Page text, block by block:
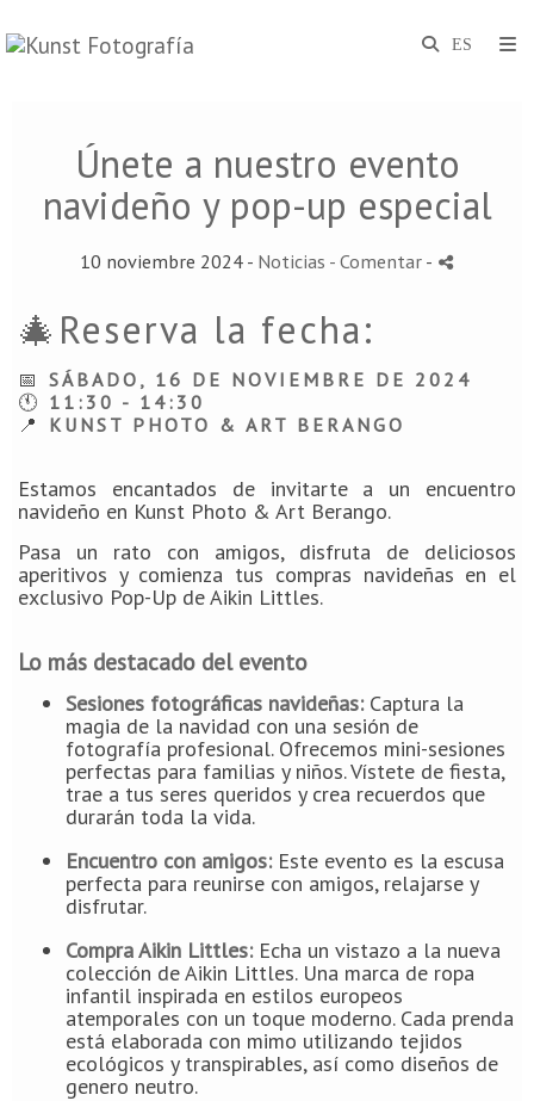
Únete a nuestro evento
navideño y pop-up especial
10 noviembre 2024 - Noticias - Comentar -
🎄Reserva la fecha:
📅 SÁBADO, 16 DE NOVIEMBRE DE 2024
🕚 11:30 - 14:30
📍 KUNST PHOTO & ART BERANGO
Estamos encantados de invitarte a un encuentro
navideño en Kunst Photo & Art Berango.
Pasa un rato con amigos, disfruta de deliciosos
aperitivos y comienza tus compras navideñas en el
exclusivo Pop-Up de Aikin Littles.
Lo más destacado del evento
Sesiones fotográficas navideñas:Captura la
magia de la navidad con una sesión de
fotografía profesional. Ofrecemos mini-sesiones
perfectas para familias y niños. Vístete de fiesta,
trae a tus seres queridos y crea recuerdos que
durarán toda la vida.
Encuentro con amigos:Este evento es la escusa
perfecta para reunirse con amigos, relajarse y
disfrutar.
Compra Aikin Littles:Echa un vistazo a la nueva
colección de Aikin Littles. Una marca de ropa
infantil inspirada en estilos europeos
atemporales con un toque moderno. Cada prenda
está elaborada con mimo utilizando tejidos
ecológicos y transpirables, así como diseños de
genero neutro.